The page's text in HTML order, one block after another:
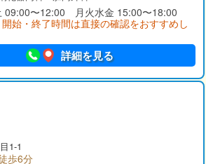
09:00〜12:00 月火水金 15:00〜18:00
開始・終了時間は直接の確認をおすすめし
詳細を見る
1-1
歩6分